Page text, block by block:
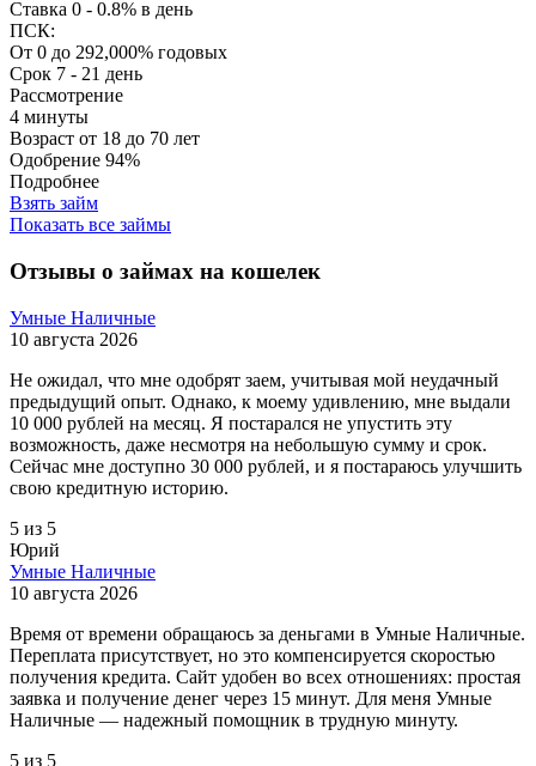
Ставка 0 - 0.8% в день
ПСК:
От 0 до 292,000% годовых
Срок 7 - 21 день
Рассмотрение
4 минуты
Возраст от 18 до 70 лет
Одобрение 94%
Подробнее
Взять займ
Показать все займы
Отзывы о займах на кошелек
Умные Наличные
10 августа 2026
Не ожидал, что мне одобрят заем, учитывая мой неудачный
предыдущий опыт. Однако, к моему удивлению, мне выдали
10 000 рублей на месяц. Я постарался не упустить эту
возможность, даже несмотря на небольшую сумму и срок.
Сейчас мне доступно 30 000 рублей, и я постараюсь улучшить
свою кредитную историю.
5 из 5
Юрий
Умные Наличные
10 августа 2026
Время от времени обращаюсь за деньгами в Умные Наличные.
Переплата присутствует, но это компенсируется скоростью
получения кредита. Сайт удобен во всех отношениях: простая
заявка и получение денег через 15 минут. Для меня Умные
Наличные — надежный помощник в трудную минуту.
5 из 5